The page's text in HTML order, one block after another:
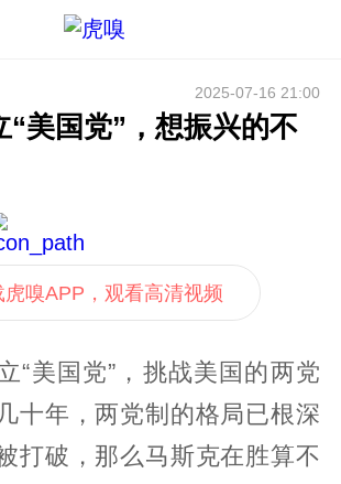
2025-07-16 21:00
“美国党”，想振兴的不
虎嗅APP，观看高清视频
“美国党”，挑战美国的两党
十年，两党制的格局已根深
打破，那么马斯克在胜算不